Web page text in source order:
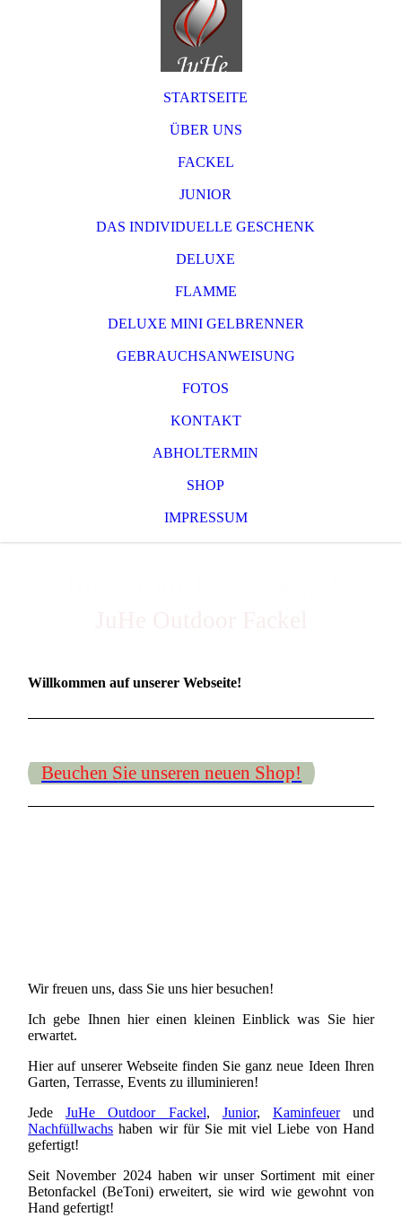
STARTSEITE
ÜBER UNS
FACKEL
JUNIOR
DAS INDIVIDUELLE GESCHENK
DELUXE
FLAMME
DELUXE MINI GELBRENNER
GEBRAUCHSANWEISUNG
FOTOS
KONTAKT
ABHOLTERMIN
SHOP
IMPRESSUM
Willkommen auf unserer Webseite!
Beuchen Sie unseren neuen Shop!
Wir freuen uns, dass Sie uns hier besuchen!
Ich gebe Ihnen hier einen kleinen Einblick was Sie hier
erwartet.
Hier auf unserer Webseite finden Sie ganz neue Ideen Ihren
Garten, Terrasse, Events zu illuminieren!
JedeJuHe Outdoor Fackel, Junior, Kaminfeuerund
Nachfüllwachs haben wir für Sie mit viel Liebe von Hand
gefertigt!
Seit November 2024 haben wir unser Sortiment mit einer
Betonfackel (BeToni) erweitert, sie wird wie gewohnt von
Hand gefertigt!